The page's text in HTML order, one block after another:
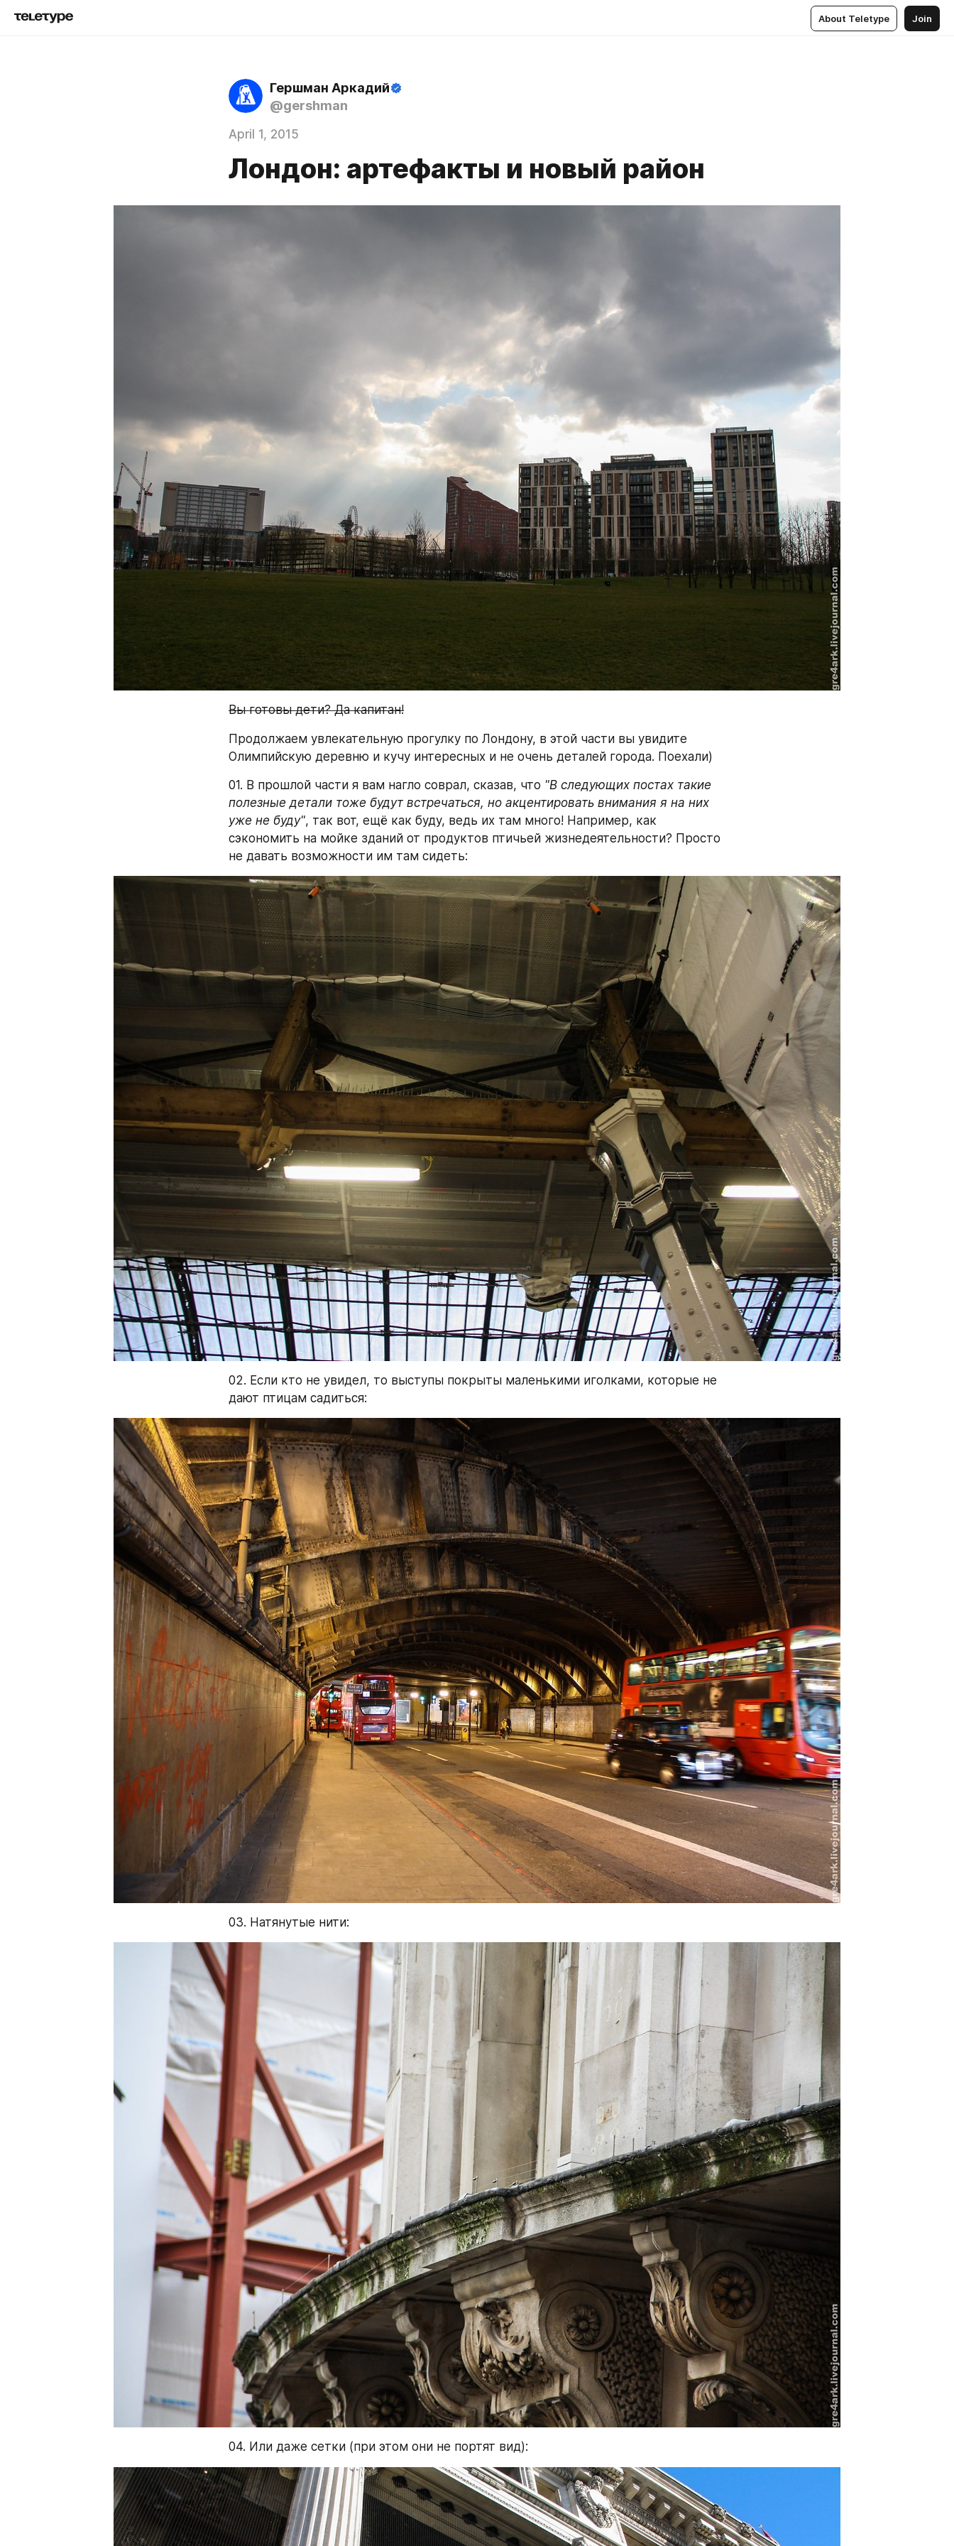
About Teletype Join
Гершман Аркадий
@gershman
April 1, 2015
Лондон: артефакты и новый район
Вы готовы дети? Да капитан!
Продолжаем увлекательную прогулку по Лондону, в этой части вы увидите
Олимпийскую деревню и кучу интересных и не очень деталей города. Поехали)
01. В прошлой части я вам нагло соврал, сказав, что "В следующих постах такие
полезные детали тоже будут встречаться, но акцентировать внимания я на них
уже не буду", так вот, ещё как буду, ведь их там много! Например, как
сэкономить на мойке зданий от продуктов птичьей жизнедеятельности? Просто
не давать возможности им там сидеть:
02. Если кто не увидел, то выступы покрыты маленькими иголками, которые не
дают птицам садиться:
03. Натянутые нити:
04. Или даже сетки (при этом они не портят вид):